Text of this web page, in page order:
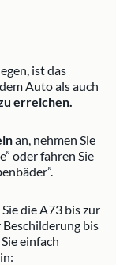
ist das
Auto als auch
erreichen.
an, nehmen Sie
oder fahren Sie
die A73 bis zur
bis
einfach